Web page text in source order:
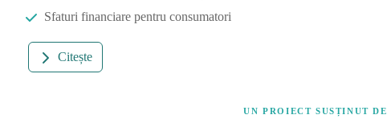
Sfaturi financiare pentru consumatori
Citește
UN PROIECT SUSȚINUT DE